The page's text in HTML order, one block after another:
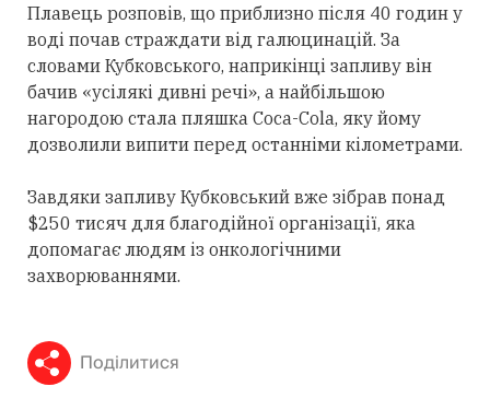
Плавець розповів, що приблизно після 40 годин у
воді почав страждати від галюцинацій. За
словами Кубковського, наприкінці запливу він
бачив «усілякі дивні речі», а найбільшою
нагородою стала пляшка Coca-Cola, яку йому
дозволили випити перед останніми кілометрами.
Завдяки запливу Кубковський вже зібрав понад
$250 тисяч для благодійної організації, яка
допомагає людям із онкологічними
захворюваннями.
Поділитися